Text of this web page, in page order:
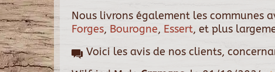
Nous livrons également les communes
Forges, Bourogne, Essert, et plus
Voici les avis de nos clients,